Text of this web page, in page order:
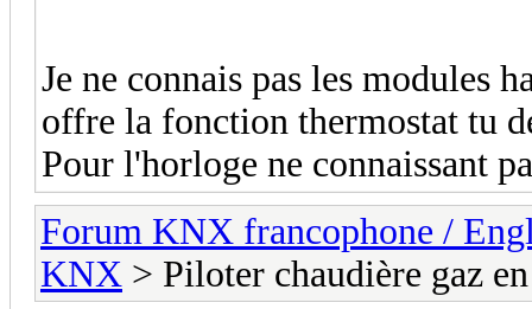
Je ne connais pas les modules
offre la fonction thermostat tu
Pour l'horloge ne connaissant
Forum KNX francophone /
KNX > Piloter chaudière gaz